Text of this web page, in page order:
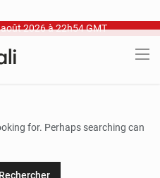
2026 à 22h54 GMT
for. Perhaps searching can